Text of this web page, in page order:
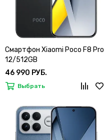
Смартфон Xiaomi Poco F8 Pro
12/512GB
46 990 РУБ.
Выбрать